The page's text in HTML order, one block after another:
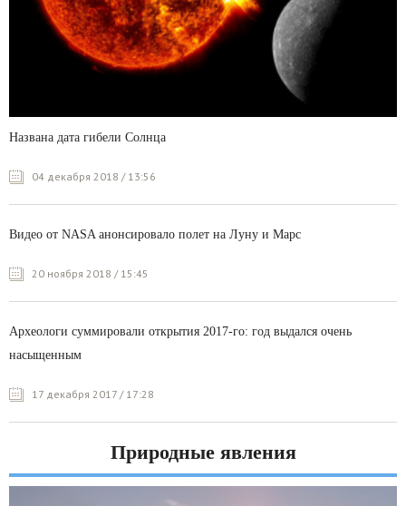
Названа дата гибели Солнца
04 декабря 2018 / 13:56
Видео от NASA анонсировало полет на Луну и Марс
20 ноября 2018 / 15:45
Археологи суммировали открытия 2017-го: год выдался очень
насыщенным
17 декабря 2017 / 17:28
Природные явления